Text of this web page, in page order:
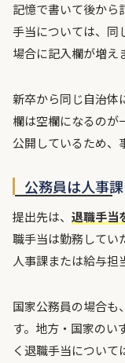
記憶で書いて後から
手当については、同
場合に記入欄が増え
新卒から同じ自治体
欄は空欄になるのが
公開しているため、
公務員は人事
提出先は、 退職手当
職手当は勤務してい
人事課または給与担
国家公務員の場合も
す。地方・国家のい
く退職手当につい